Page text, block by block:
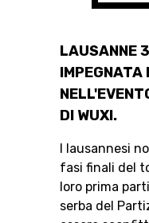
RESOURCE CENTER
LAUSANNE
IMPEGNATA
DI WUXI.
I lausannesi
fasi finali del
loro prima
serba del